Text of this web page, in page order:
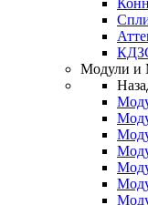
Модули и